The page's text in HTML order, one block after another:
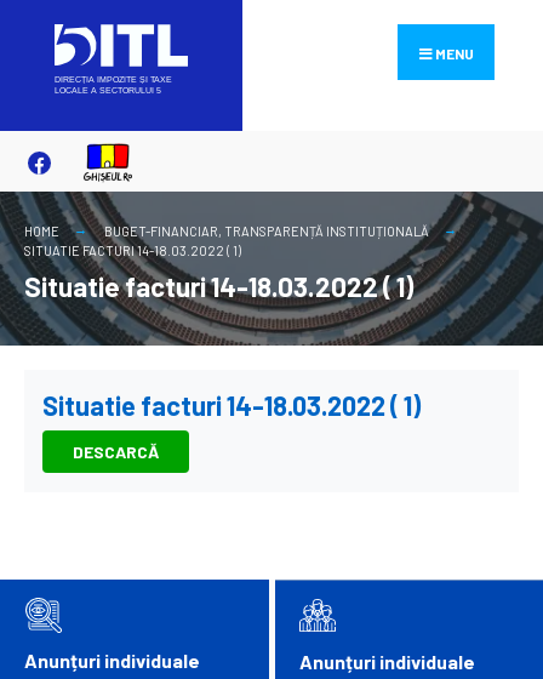
content
MENU
HOME BUGET-FINANCIAR, TRANSPARENȚĂ INSTITUȚIONALĂ
SITUATIE FACTURI 14-18.03.2022 ( 1)
Situatie facturi 14-18.03.2022 ( 1)
Situatie facturi 14-18.03.2022 ( 1)
DESCARCĂ
Anunțuri individuale
Anunțuri individuale
for: